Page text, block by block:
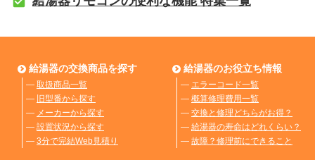
給湯器の交換商品を探す
― 取扱商品一覧
― 旧型番から探す
― メーカーから探す
― 設置状況から探す
― 3分で完結Web見積り
給湯器のお役立ち情報
― エラーコード一覧
― 概算修理費用一覧
― 交換と修理どちらがお得？
― 給湯器の寿命はどれくらい？
― 故障？修理前にできること